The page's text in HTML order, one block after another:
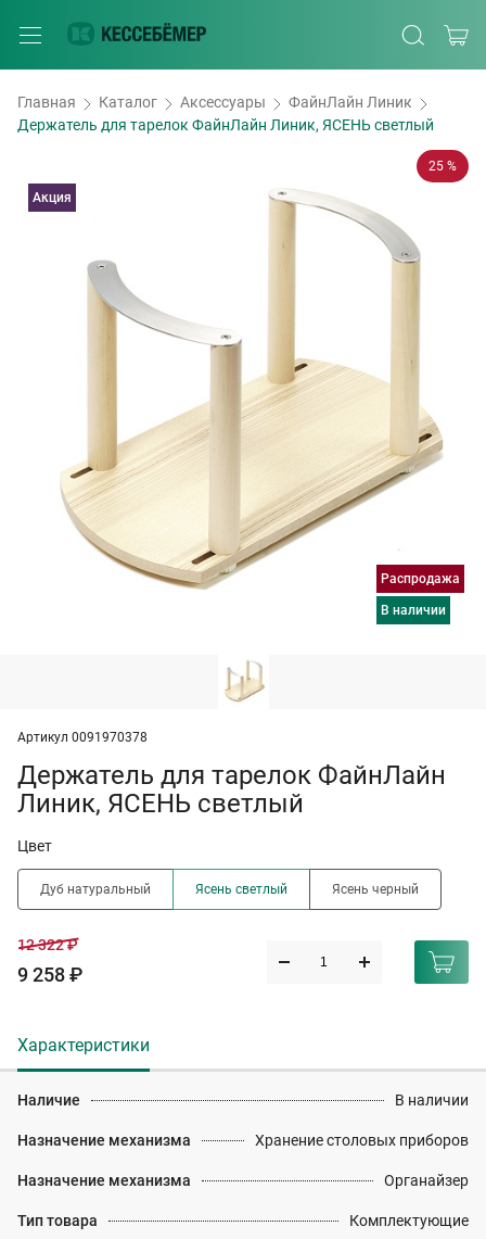
Главная Каталог Аксессуары
ФайнЛайн Линик
Держатель для тарелок ФайнЛайн Линик, ЯСЕНЬ светлый
25 %
Распродажа
в наличии
Акция
Артикул 0091970378
Держатель для тарелок ФайнЛайн
Линик, ЯСЕНЬ светлый
Цвет
Дуб натуральный Ясень светлый Ясень черный
12 322 ₽
9 258 ₽
Характеристики
Наличие В наличии
Назначение механизма Хранение столовых приборов
Назначение механизма Органайзер
Тип товара Комплектующие